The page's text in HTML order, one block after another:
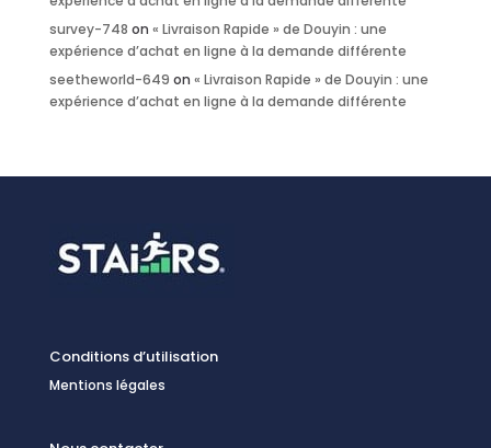
survey-748 on « Livraison Rapide » de Douyin : une
expérience d’achat en ligne à la demande différente
seetheworld-649 on « Livraison Rapide » de Douyin : une
expérience d’achat en ligne à la demande différente
Conditions d’utilisation
Mentions légales